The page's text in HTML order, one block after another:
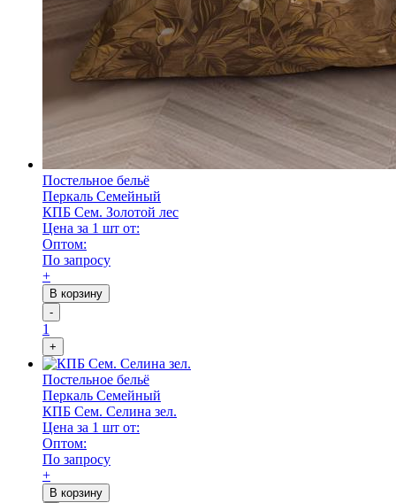
Постельное бельё
Перкаль Семейный
КПБ Сем. Золотой лес
Цена за 1 шт от:
Оптом:
По запросу
+
В корзину
-
1
+
Постельное бельё
Перкаль Семейный
КПБ Сем. Селина зел.
Цена за 1 шт от:
Оптом:
По запросу
+
В корзину